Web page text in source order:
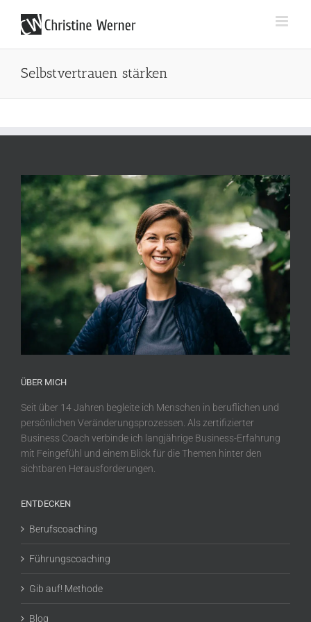
Inhalt
springen
Selbstvertrauen stärken
ÜBER MICH
Seit über 14 Jahren begleite ich Menschen in beruflichen und
persönlichen Veränderungsprozessen. Als zertifizierter
Business Coach verbinde ich langjährige Business-Erfahrung
mit Feingefühl und einem Blick für die Themen hinter den
sichtbaren Herausforderungen.
ENTDECKEN
Berufscoaching
Führungscoaching
Gib auf! Methode
Blog